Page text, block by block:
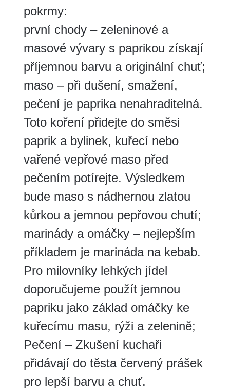
pokrmy:
první chody – zeleninové a
masové vývary s paprikou získají
příjemnou barvu a originální chuť;
maso – při dušení, smažení,
pečení je paprika nenahraditelná.
Toto koření přidejte do směsi
paprik a bylinek, kuřecí nebo
vařené vepřové maso před
pečením potírejte. Výsledkem
bude maso s nádhernou zlatou
kůrkou a jemnou pepřovou chutí;
marinády a omáčky – nejlepším
příkladem je marináda na kebab.
Pro milovníky lehkých jídel
doporučujeme použít jemnou
papriku jako základ omáčky ke
kuřecímu masu, rýži a zelenině;
Pečení – Zkušení kuchaři
přidávají do těsta červený prášek
pro lepší barvu a chuť.